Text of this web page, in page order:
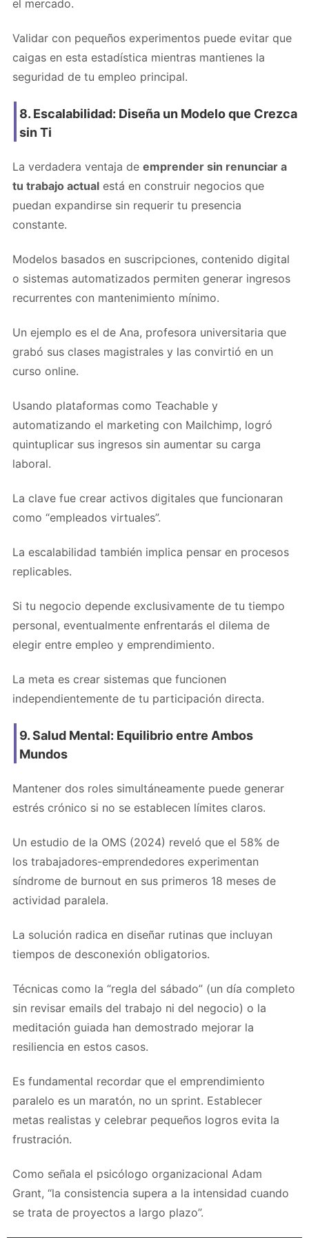
el mercado.
Validar con pequeños experimentos puede evitar que
caigas en esta estadística mientras mantienes la
seguridad de tu empleo principal.
8. Escalabilidad: Diseña un Modelo que Crezca
sin Ti
La verdadera ventaja de emprender sin renunciar a
tu trabajo actual está en construir negocios que
puedan expandirse sin requerir tu presencia
constante.
Modelos basados en suscripciones, contenido digital
o sistemas automatizados permiten generar ingresos
recurrentes con mantenimiento mínimo.
Un ejemplo es el de Ana, profesora universitaria que
grabó sus clases magistrales y las convirtió en un
curso online.
Usando plataformas como Teachable y
automatizando el marketing con Mailchimp, logró
quintuplicar sus ingresos sin aumentar su carga
laboral.
La clave fue crear activos digitales que funcionaran
como “empleados virtuales”.
La escalabilidad también implica pensar en procesos
replicables.
Si tu negocio depende exclusivamente de tu tiempo
personal, eventualmente enfrentarás el dilema de
elegir entre empleo y emprendimiento.
La meta es crear sistemas que funcionen
independientemente de tu participación directa.
9. Salud Mental: Equilibrio entre Ambos
Mundos
Mantener dos roles simultáneamente puede generar
estrés crónico si no se establecen límites claros.
Un estudio de la OMS (2024) reveló que el 58% de
los trabajadores-emprendedores experimentan
síndrome de burnout en sus primeros 18 meses de
actividad paralela.
La solución radica en diseñar rutinas que incluyan
tiempos de desconexión obligatorios.
Técnicas como la “regla del sábado” (un día completo
sin revisar emails del trabajo ni del negocio) o la
meditación guiada han demostrado mejorar la
resiliencia en estos casos.
Es fundamental recordar que el emprendimiento
paralelo es un maratón, no un sprint. Establecer
metas realistas y celebrar pequeños logros evita la
frustración.
Como señala el psicólogo organizacional Adam
Grant, “la consistencia supera a la intensidad cuando
se trata de proyectos a largo plazo”.